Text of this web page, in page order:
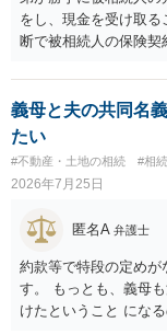
をし、現金を受け取
断で被相続人の保険
された書類のコピー
相談 されたら良いと
義母と夫の共同名
たい
#不動産・土地の相続 #相
2026年7月25日
匿名A 弁護士
約款等で特段の定めが
す。 もっとも、義母
けたということ にな